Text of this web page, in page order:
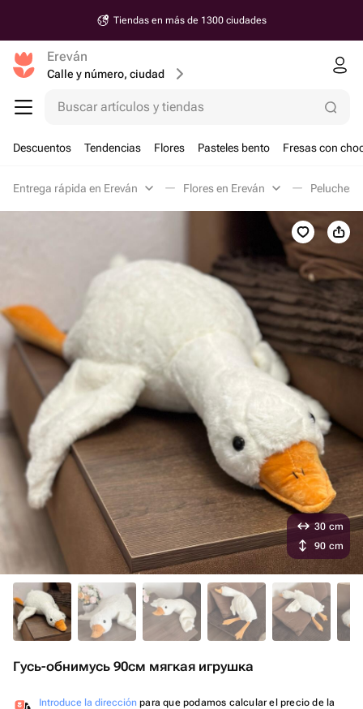
Tiendas en más de 1300 ciudades
Ereván
Calle y número, ciudad
Buscar artículos y tiendas
Descuentos Tendencias Flores Pasteles bento Fresas con
Entrega rápida en Ereván Flores en Ereván Peluches
Гусь-обнимусь 90см мягкая игрушка
Introduce la dirección para que podamos calcular el precio de la
30 cm
90 cm